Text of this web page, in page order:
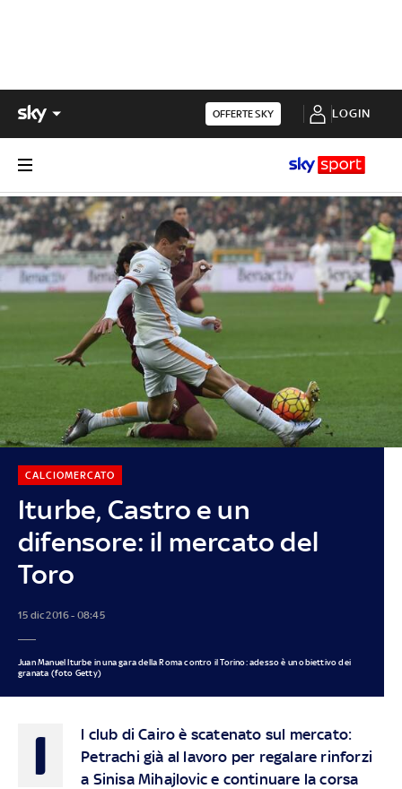
OFFERTE SKY LOGIN
Iturbe, Castro e un
difensore: il mercato del
Toro
CALCIOMERCATO
15 dic 2016 - 08:45
Juan Manuel Iturbe in una gara della Roma contro il Torino: adesso è un obiettivo dei
granata (foto Getty)
I
l club di Cairo è scatenato sul mercato:
Petrachi già al lavoro per regalare rinforzi
a Sinisa Mihajlovic e continuare la corsa